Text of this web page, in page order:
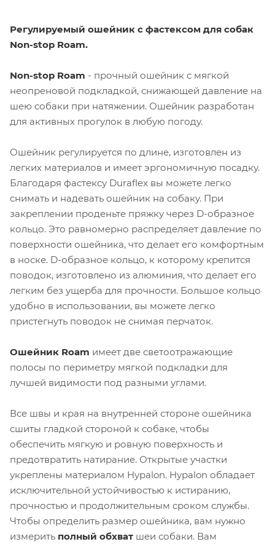
Регулируемый ошейник с фастексом для собак
Non-stop Roam.
Non-stop Roam - прочный ошейник с мягкой
неопреновой подкладкой, снижающей давление на
шею собаки при натяжении. Ошейник разработан
для активных прогулок в любую погоду.
Ошейник регулируется по длине, изготовлен из
легких материалов и имеет эргономичную посадку.
Благодаря фастексу Duraflex вы можете легко
снимать и надевать ошейник на собаку. При
закреплении проденьте пряжку через D-образное
кольцо. Это равномерно распределяет давление по
поверхности ошейника, что делает его комфортным
в носке. D-образное кольцо, к которому крепится
поводок, изготовлено из алюминия, что делает его
легким без ущерба для прочности. Большое кольцо
удобно в использовании, вы можете легко
пристегнуть поводок не снимая перчаток.
Ошейник Roam имеет две светоотражающие
полосы по периметру мягкой подкладки для
лучшей видимости под разными углами.
Все швы и края на внутренней стороне ошейника
сшиты гладкой стороной к собаке, чтобы
обеспечить мягкую и ровную поверхность и
предотвратить натирание. Открытые участки
укреплены материалом Hypalon. Hypalon обладает
исключительной устойчивостью к истиранию,
прочностью и продолжительным сроком службы.
Чтобы определить размер ошейника, вам нужно
измерить полный обхват шеи собаки. Вам